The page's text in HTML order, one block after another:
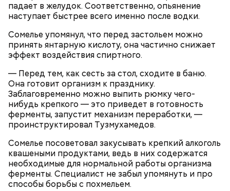
падает в желудок. Соответственно, опьянение
наступает быстрее всего именно после водки.
Сомелье упомянул, что перед застольем можно
принять янтарную кислоту, она частично снижает
эффект воздействия спиртного.
— Перед тем, как сесть за стол, сходите в баню.
Она готовит организм к празднику.
Заблаговременно можно выпить рюмку чего-
нибудь крепкого — это приведет в готовность
ферменты, запустит механизм переработки, —
проинструктировал Тузмухамедов.
Сомелье посоветовал закусывать крепкий алкоголь
квашеными продуктами, ведь в них содержатся
необходимые для нормальной работы организма
ферменты. Специалист не забыл упомянуть и про
способы борьбы с похмельем.
За свою земную жизнь он совершил множество
преданию, мощи святого сохранились нетленными
и источали чудесное миро, от которого исцелилось
Угодника были перенесены в итальянский город
Бар (Бари), где находятся и поныне.
Очищенный сырой салатный сельдерей
Кабачки в овощном соусе